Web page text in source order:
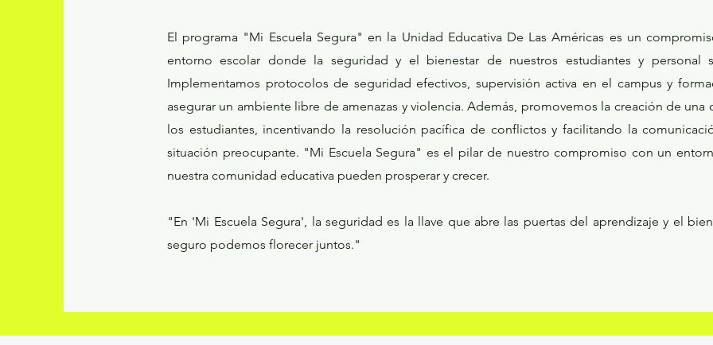
El programa "Mi Escuela Segura" en la Unidad Educativa De Las Américas es un
entorno escolar donde la seguridad y el bienestar de nuestros estudiantes y personal
Implementamos protocolos de seguridad efectivos, supervisión activa en el campus y
asegurar un ambiente libre de amenazas y violencia. Además, promovemos la creación de
los estudiantes, incentivando la resolución pacífica de conflictos y facilitando la
situación preocupante. "Mi Escuela Segura" es el pilar de nuestro compromiso con un
nuestra comunidad educativa pueden prosperar y crecer.
"En 'Mi Escuela Segura', la seguridad es la llave que abre las puertas del aprendizaje y el
seguro podemos florecer juntos."